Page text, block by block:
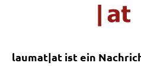
laumat|at ist ein